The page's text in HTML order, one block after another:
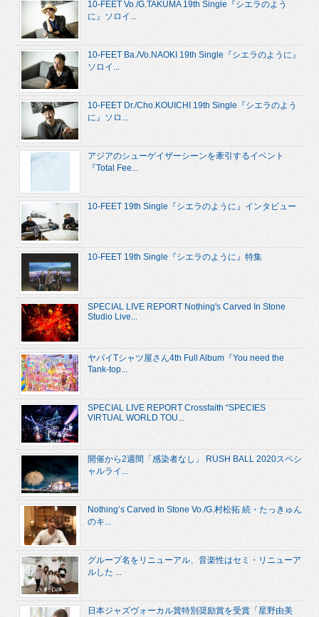
10-FEET Vo./G.TAKUMA 19th Single『シエラのよう
に』ソロイ...
10-FEET Ba./Vo.NAOKI 19th Single『シエラのように』
ソロイ...
10-FEET Dr./Cho.KOUICHI 19th Single『シエラのよう
に』ソロ...
アジアのシューゲイザーシーンを牽引するイベント
『Total Fee...
10-FEET 19th Single『シエラのように』インタビュー
10-FEET 19th Single『シエラのように』特集
SPECIAL LIVE REPORT Nothing's Carved In Stone
Studio Live...
ヤバイTシャツ屋さん4th Full Album『You need the
Tank-top...
SPECIAL LIVE REPORT Crossfaith “SPECIES
VIRTUAL WORLD TOU...
開催から2週間「感染者なし」 RUSH BALL 2020スペシ
ャルライ...
Nothing’s Carved In Stone Vo./G.村松拓 続・たっきゅん
のキ...
グループ名をリニューアル、音楽性はセミ・リニューア
ルした ...
日本ジャズヴォーカル賞特別奨励賞を受賞「星野由美